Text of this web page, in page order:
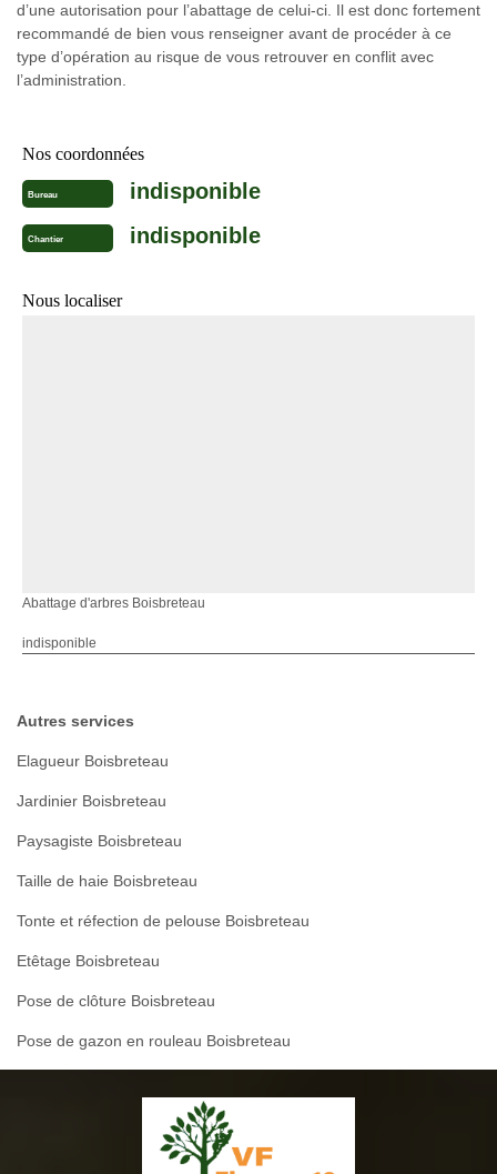
d’une autorisation pour l’abattage de celui-ci. Il est donc fortement
recommandé de bien vous renseigner avant de procéder à ce
type d’opération au risque de vous retrouver en conflit avec
l’administration.
Nos coordonnées
Bureau indisponible
Chantier indisponible
Nous localiser
Abattage d'arbres Boisbreteau
indisponible
Autres services
Elagueur Boisbreteau
Jardinier Boisbreteau
Paysagiste Boisbreteau
Taille de haie Boisbreteau
Tonte et réfection de pelouse Boisbreteau
Etêtage Boisbreteau
Pose de clôture Boisbreteau
Pose de gazon en rouleau Boisbreteau